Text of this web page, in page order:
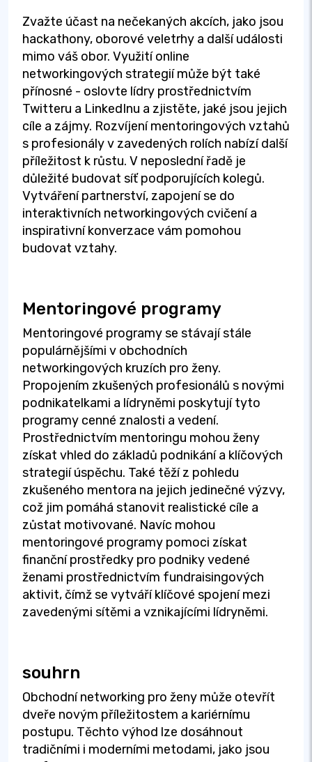
Zvažte účast na nečekaných akcích, jako jsou
hackathony, oborové veletrhy a další události
mimo váš obor. Využití online
networkingových strategií může být také
přínosné - oslovte lídry prostřednictvím
Twitteru a LinkedInu a zjistěte, jaké jsou jejich
cíle a zájmy. Rozvíjení mentoringových vztahů
s profesionály v zavedených rolích nabízí další
příležitost k růstu. V neposlední řadě je
důležité budovat síť podporujících kolegů.
Vytváření partnerství, zapojení se do
interaktivních networkingových cvičení a
inspirativní konverzace vám pomohou
budovat vztahy.
Mentoringové programy
Mentoringové programy se stávají stále
populárnějšími v obchodních
networkingových kruzích pro ženy.
Propojením zkušených profesionálů s novými
podnikatelkami a lídryněmi poskytují tyto
programy cenné znalosti a vedení.
Prostřednictvím mentoringu mohou ženy
získat vhled do základů podnikání a klíčových
strategií úspěchu. Také těží z pohledu
zkušeného mentora na jejich jedinečné výzvy,
což jim pomáhá stanovit realistické cíle a
zůstat motivované. Navíc mohou
mentoringové programy pomoci získat
finanční prostředky pro podniky vedené
ženami prostřednictvím fundraisingových
aktivit, čímž se vytváří klíčové spojení mezi
zavedenými sítěmi a vznikajícími lídryněmi.
souhrn
Obchodní networking pro ženy může otevřít
dveře novým příležitostem a kariérnímu
postupu. Těchto výhod lze dosáhnout
tradičními i moderními metodami, jako jsou